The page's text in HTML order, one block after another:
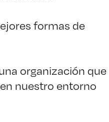
formas de
organización que
nuestro entorno